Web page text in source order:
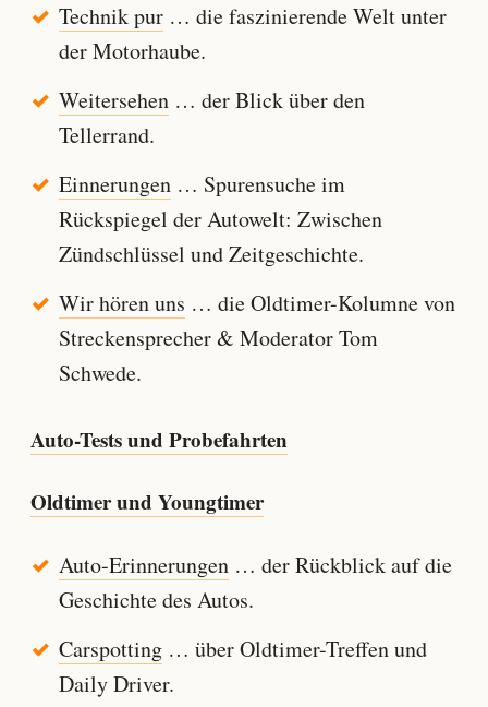
Technik pur… die faszinierende Welt unter
der Motorhaube.
Weitersehen… der Blick über den
Tellerrand.
Einnerungen… Spurensuche im
Rückspiegel der Autowelt: Zwischen
Zündschlüssel und Zeitgeschichte.
Wir hören uns … die Oldtimer-Kolumne von
Streckensprecher & Moderator Tom
Schwede.
Auto-Tests und Probefahrten
Oldtimer und Youngtimer
Auto-Erinnerungen… der Rückblick auf die
Geschichte des Autos.
Carspotting… über Oldtimer-Treffen und
Daily Driver.